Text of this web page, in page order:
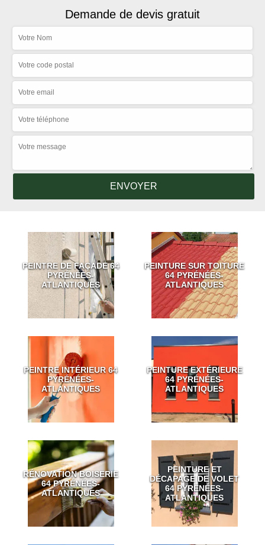
Demande de devis gratuit
PEINTRE DE FAÇADE 64
PYRÉNÉES-
ATLANTIQUES
PEINTURE SUR TOITURE
64 PYRÉNÉES-
ATLANTIQUES
PEINTRE INTÉRIEUR 64
PYRÉNÉES-
ATLANTIQUES
PEINTURE EXTÉRIEURE
64 PYRÉNÉES-
ATLANTIQUES
RÉNOVATION BOISERIE
64 PYRÉNÉES-
ATLANTIQUES
PEINTURE ET
DÉCAPAGE DE VOLET
64 PYRÉNÉES-
ATLANTIQUES